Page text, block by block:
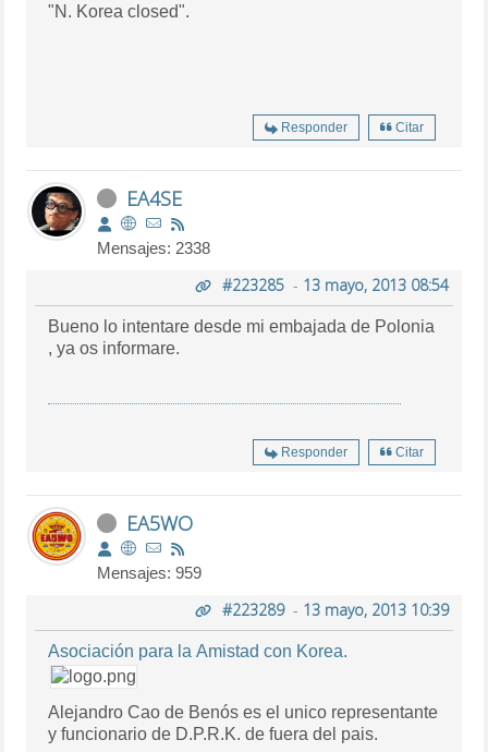
"N. Korea closed".
Responder Citar
EA4SE
Mensajes: 2338
#223285- 13 mayo, 2013 08:54
Bueno lo intentare desde mi embajada de Polonia
, ya os informare.
Responder Citar
EA5WO
Mensajes: 959
#223289- 13 mayo, 2013 10:39
Asociación para la Amistad con Korea.
Alejandro Cao de Benós es el unico representante
y funcionario de D.P.R.K. de fuera del pais.